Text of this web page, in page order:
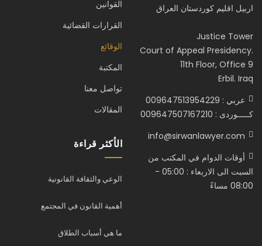
اربيل اقليم كوردستان العراق
Justice Tower
Court of Appeal Presidency.
11th Floor, Office 9
Erbil. Iraq
عربي : 009647513954229
كـــــوردى : 009647507167210
info@sirwanlawyer.com
أوقات الدوام في المكتب من
السبت الى الاربعاء : 05:00 -
08:00 مساءً
القوانين
القرارات القضائية
الوقائع
المكتبة
تواصل معنا
المقالات
الأكثر قراءة
الوعي والثقافة القانونية
أهمية القانون في المجتمع
ما هي أسباب الطلاق